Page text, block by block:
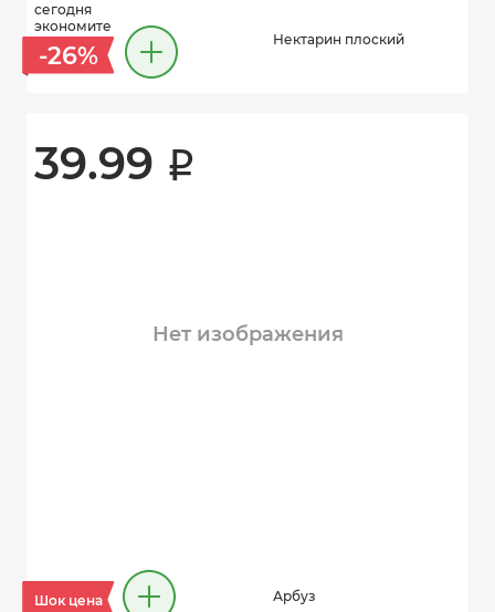
сегодня
экономите
-26%
Нектарин плоский
39.99 i
Нет изображения
Шок цена Арбуз